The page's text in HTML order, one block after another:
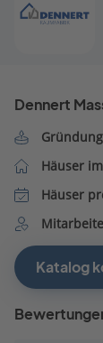
Dennert
Häuser
Häuser
Katalog